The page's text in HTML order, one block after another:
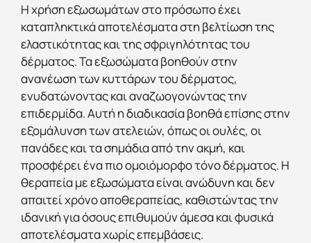
Η χρήση εξωσωμάτων στο πρόσωπο έχει
καταπληκτικά αποτελέσματα στη βελτίωση της
ελαστικότητας και της σφριγηλότητας του
δέρματος. Τα εξωσώματα βοηθούν στην
ανανέωση των κυττάρων του δέρματος,
ενυδατώνοντας και αναζωογονώντας την
επιδερμίδα. Αυτή η διαδικασία βοηθά επίσης στην
εξομάλυνση των ατελειών, όπως οι ουλές, οι
πανάδες και τα σημάδια από την ακμή, και
προσφέρει ένα πιο ομοιόμορφο τόνο δέρματος. Η
θεραπεία με εξωσώματα είναι ανώδυνη και δεν
απαιτεί χρόνο αποθεραπείας, καθιστώντας την
ιδανική για όσους επιθυμούν άμεσα και φυσικά
αποτελέσματα χωρίς επεμβάσεις.